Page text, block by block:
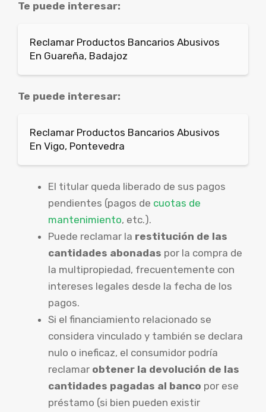
Te puede interesar:
Reclamar Productos Bancarios Abusivos
En Guareña, Badajoz
Te puede interesar:
Reclamar Productos Bancarios Abusivos
En Vigo, Pontevedra
El titular queda liberado de sus pagos
pendientes (pagos de cuotas de
mantenimiento, etc.).
Puede reclamar la restitución de las
cantidades abonadas por la compra de
la multipropiedad, frecuentemente con
intereses legales desde la fecha de los
pagos.
Si el financiamiento relacionado se
considera vinculado y también se declara
nulo o ineficaz, el consumidor podría
reclamar obtener la devolución de las
cantidades pagadas al banco por ese
préstamo (si bien pueden existir